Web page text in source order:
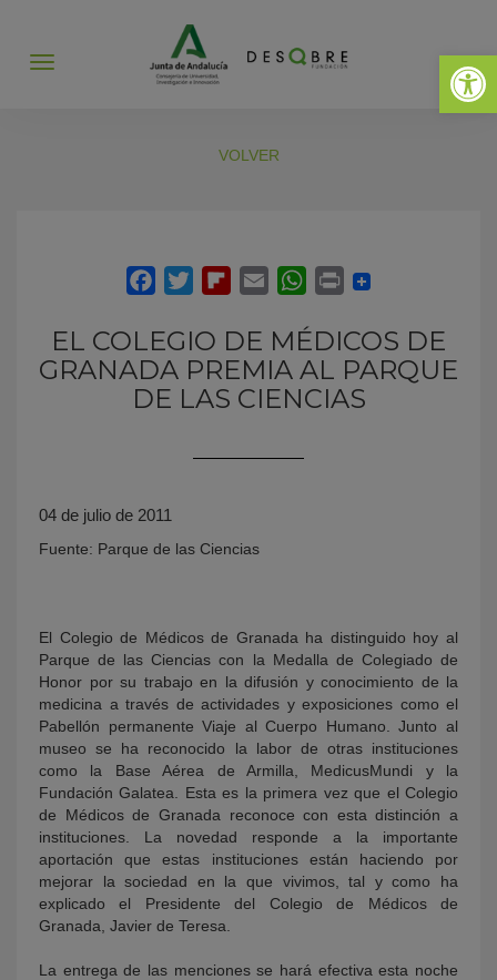
Abrir
Abrir
VOLVER
EL COLEGIO DE MÉDICOS DE
GRANADA PREMIA AL PARQUE
DE LAS CIENCIAS
04 de julio de 2011
Fuente: Parque de las Ciencias
El Colegio de Médicos de Granada ha distinguido hoy al
Parque de las Ciencias con la Medalla de Colegiado de
Honor por su trabajo en la difusión y conocimiento de la
medicina a través de actividades y exposiciones como el
Pabellón permanente Viaje al Cuerpo Humano. Junto al
museo se ha reconocido la labor de otras instituciones
como la Base Aérea de Armilla, MedicusMundi y la
Fundación Galatea. Esta es la primera vez que el Colegio
de Médicos de Granada reconoce con esta distinción a
instituciones. La novedad responde a la importante
aportación que estas instituciones están haciendo por
mejorar la sociedad en la que vivimos, tal y como ha
explicado el Presidente del Colegio de Médicos de
Granada, Javier de Teresa.
La entrega de las menciones se hará efectiva esta noche